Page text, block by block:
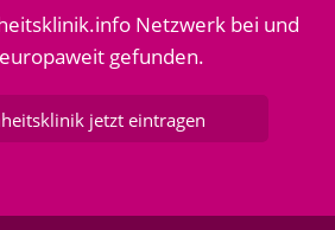
Netzwerk bei und
gefunden.
jetzt eintragen